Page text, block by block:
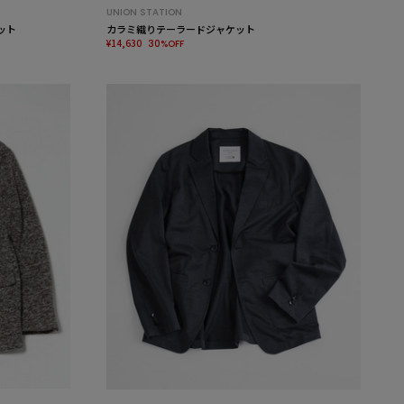
ト
UNION STATION
カラミ織りテーラードジャケット
¥14,630 30%OFF